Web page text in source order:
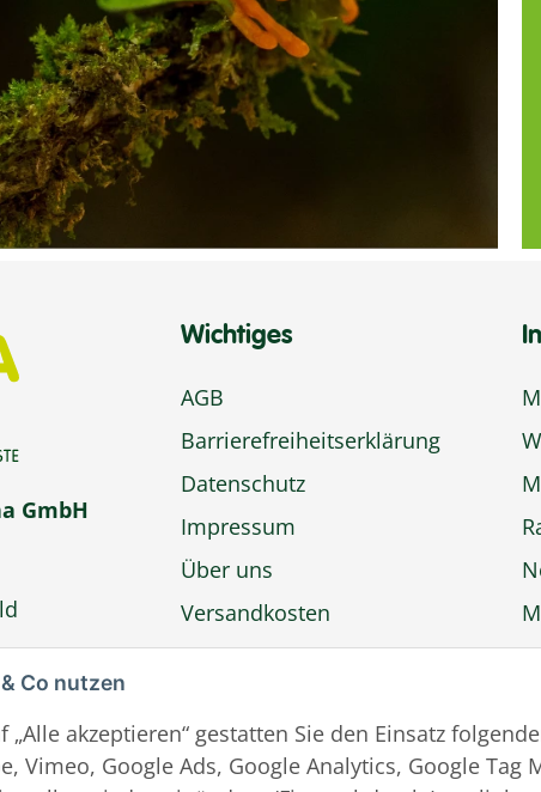
Co nutzen
„Alle akzeptieren“ gestatten Sie den Einsatz
Vimeo, Google Ads, Google Analytics, Google Tag
Pumpe die Leistungsdaten sehr
vorsichtig einzuschätzen. Da mir
keine adäquate Alternative
bekannt ist, muss ich nun leider
die Pumpe weiter nutzen
hoffe, dass die Filterleistung
Dauer ausreichen wird. Ich
im EG ein
mit Filterbecken
Keller. Die Pumphöhe beträgt
2,65m. Die Pumpsteuerung ist
sinnvolles Gimmick. Bei mir
Verbindung mit Handy nur über
mit 2,5gHz einzurichten ist.
müsste ich in meinem
ist die
durch MEGAZOO, was
GmbH
Wichtiges
AGB
Barrierefreiheitserklärung
Datenschutz
Impressum
Über uns
Versandkosten
Zahlungsmöglichkeiten
Vertrag widerrufen